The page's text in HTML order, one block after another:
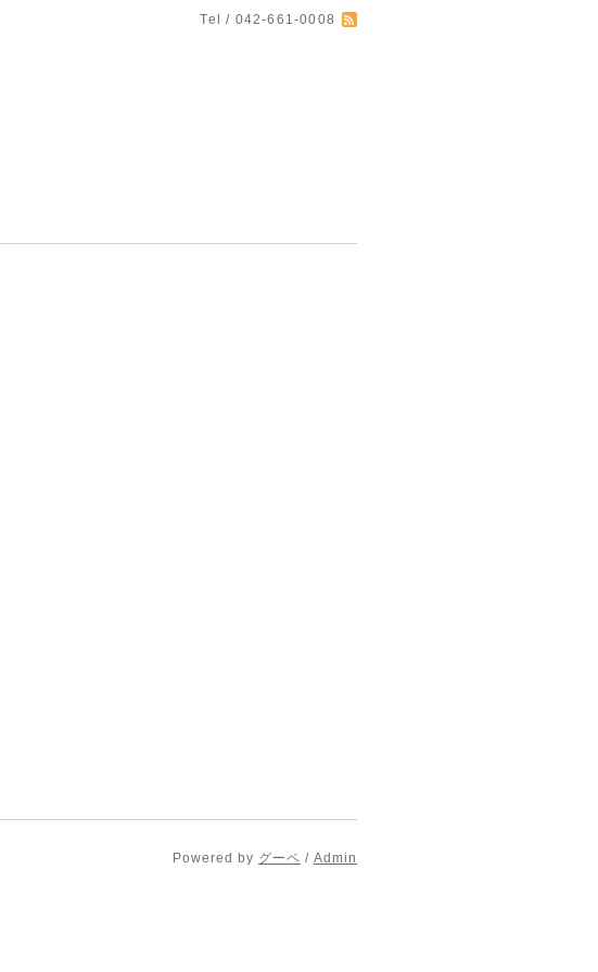
Tel / 042-661-0008
Powered by グーペ / Admin